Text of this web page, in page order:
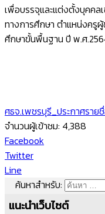
เพื่อบรรจุและแต่งตั้งบุคคล
ทางการศึกษา ตำแหน่งครู
ศึกษาขั้นพื้นฐาน ปี พ.ศ
ศธจ.เพชรบุรี_ประกาศรา
จำนวนผู้เข้าชม: 4,388
Facebook
Twitter
Line
ค้นหาสำหรับ:
แนะนำเว็บไซต์